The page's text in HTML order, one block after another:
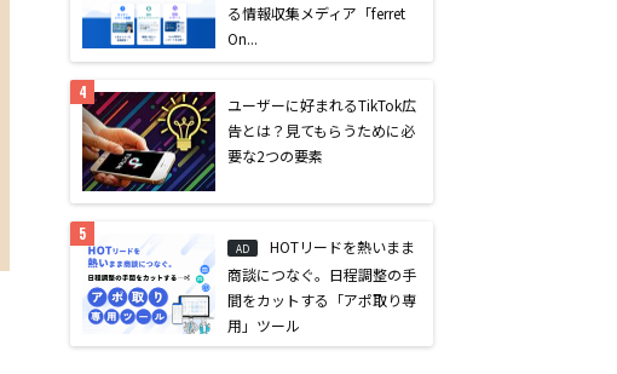
る情報収集メディア「ferret
On...
ユーザーに好まれるTikTok広
告とは？見てもらうために必
要な2つの要素
AD
HOTリードを熱いまま
商談につなぐ。日程調整の手
間をカットする「アポ取り専
用」ツール